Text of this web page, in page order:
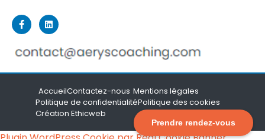
Prendre rendez-vous
AccueilContactez-nous Mentions légales
Politique de confidentialitéPolitique des cookies
Création Ethicweb